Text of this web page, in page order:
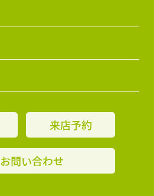
来店予約
お問い合わせ